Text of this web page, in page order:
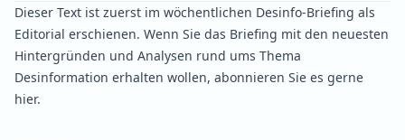
Dieser Text ist zuerst im wöchentlichen Desinfo-Briefing als
Editorial erschienen. Wenn Sie das Briefing mit den neuesten
Hintergründen und Analysen rund ums Thema
Desinformation erhalten wollen, abonnieren Sie es gerne
hier.